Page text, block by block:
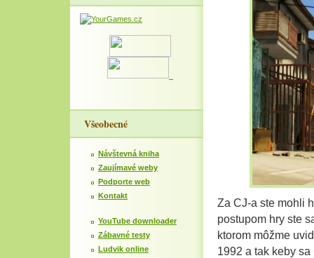
Všeobecné
Návštevná kniha
Zaujímavé weby
Podporte web
Kontakt
YouTube downloader
Zábavné testy
Ludvik online
Za CJ-a ste mohli
postupom hry ste
ktorom môžme
1992 a tak keby